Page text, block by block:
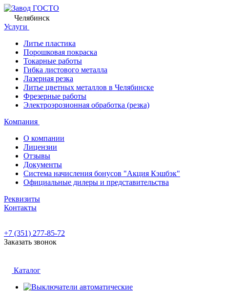
Челябинск
Услуги
Литье пластика
Порошковая покраска
Токарные работы
Гибка листового металла
Лазерная резка
Литье цветных металлов в Челябинске
Фрезерные работы
Электроэрозионная обработка (резка)
Компания
О компании
Лицензии
Отзывы
Документы
Система начисления бонусов "Акция Кэшбэк"
Официальные дилеры и представительства
Реквизиты
Контакты
+7 (351) 277-85-72
Заказать звонок
Каталог